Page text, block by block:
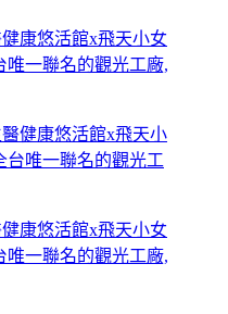
康悠活館x飛天小女
一聯名的觀光工廠,
康悠活館x飛天小女
一聯名的觀光工廠,